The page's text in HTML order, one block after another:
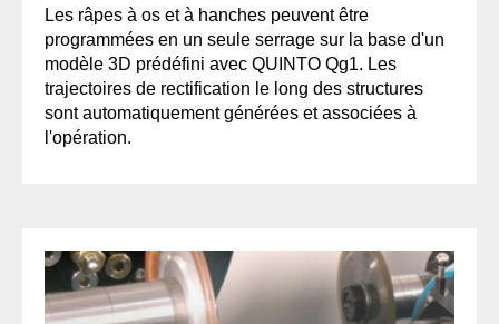
Les râpes à os et à hanches peuvent être
programmées en un seule serrage sur la base d'un
modèle 3D prédéfini avec QUINTO Qg1. Les
trajectoires de rectification le long des structures
sont automatiquement générées et associées à
l'opération.